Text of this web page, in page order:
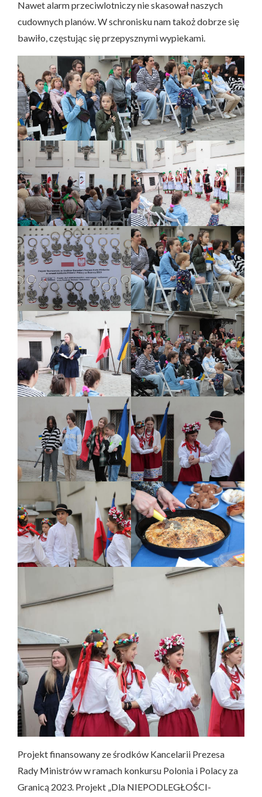
Nawet alarm przeciwlotniczy nie skasował naszych
cudownych planów. W schronisku nam takoż dobrze się
bawiło, częstując się przepysznymi wypiekami.
Projekt finansowany ze środków Kancelarii Prezesa
Rady Ministrów w ramach konkursu Polonia i Polacy za
Granicą 2023. Projekt „Dla NIEPODLEGŁOŚCI-